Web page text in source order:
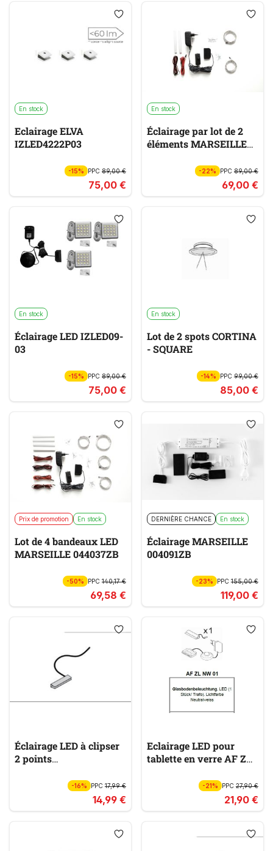
En stock
Eclairage ELVA
IZLED4222P03
-15% PPC 89,00 €
75,00 €
En stock
Éclairage par lot de 2
éléments MARSEILLE
-22% PPC89,00 €
69,00 €
En stock
Éclairage LED IZLED09-
03
-15% PPC 89,00 €
75,00 €
En stock
Lot de 2 spots CORTINA
- SQUARE
-14% PPC99,00 €
85,00 €
Prix de promotion En stock
Lot de 4 bandeaux LED
MARSEILLE 044037ZB
-50% PPC 140,17 €
69,58 €
DERNIÈRE CHANCE En stock
Éclairage MARSEILLE
004091ZB
-23% PPC155,00 €
119,00 €
Éclairage LED à clipser
2 points
-16% PPC 17,99 €
14,99 €
Eclairage LED pour
tablette en verre AF ZL
-21% PPC27,90 €
21,90 €